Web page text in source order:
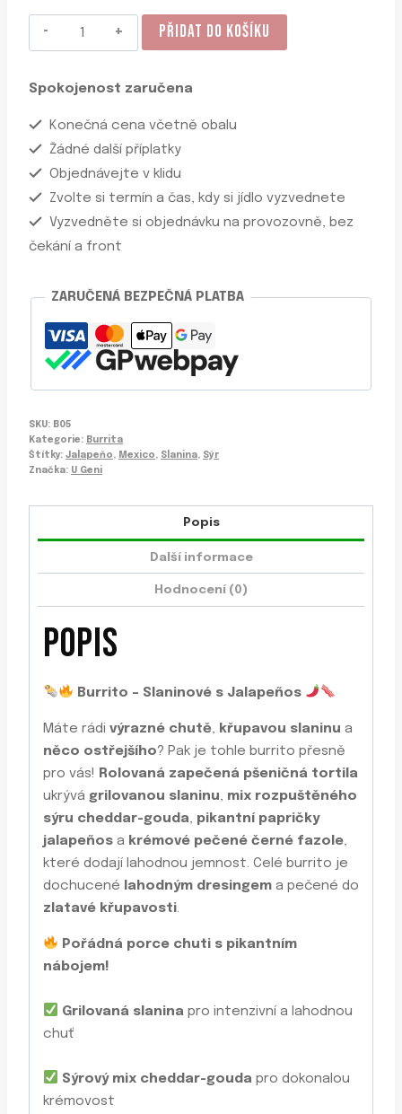
Burrito
-
s
PŘIDAT DO KOŠÍKU
Spokojenost zaručena
Konečná cena včetně obalu
Žádné další příplatky
Objednávejte v klidu
Zvolte si termín a čas, kdy si jídlo vyzvednete
Vyzvedněte si objednávku na provozovně, bez
čekání a front
ZARUČENÁ BEZPEČNÁ PLATBA
SKU: B05
Kategorie: Burrita
Štítky: Jalapeňo , Mexico , Slanina, Sýr
Značka: U Geni
Popis
Další informace
Hodnocení (0)
POPIS
Burrito – Slaninové s Jalapeños
Máte rádi výrazné chutě, křupavou slaninu a
něco ostřejšího? Pak je tohle burrito přesně
pro vás! Rolovaná zapečená pšeničná tortila
ukrývá grilovanou slaninu, mix rozpuštěného
sýru cheddar-gouda, pikantní papričky
jalapeños a krémové pečené černé fazole,
které dodají lahodnou jemnost. Celé burrito je
dochucené
lahodným dresingem a pečené do
zlatavé křupavosti.
Pořádná porce chuti s pikantním
nábojem!
Grilovaná slanina pro intenzivní a lahodnou
chuť
Sýrový mix cheddar-gouda pro dokonalou
krémovost